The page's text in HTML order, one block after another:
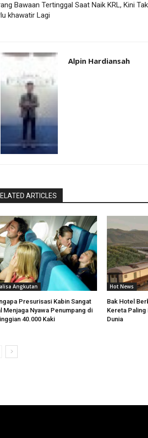
Bawaan Tertinggal Saat Naik KRL, Kini Tak
khawatir Lagi
Alpin Hardiansah
ARTICLES
Angkutan
Presurisasi Kabin Sangat
Menjaga Nyawa Penumpang di
40.000 Kaki
Hot News
Bak Hotel
Kereta Paling
Dunia